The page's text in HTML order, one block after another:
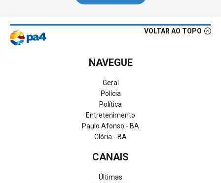
VOLTAR AO TOPO
NAVEGUE
Geral
Polícia
Política
Entretenimento
Paulo Afonso - BA
Glória - BA
CANAIS
Últimas